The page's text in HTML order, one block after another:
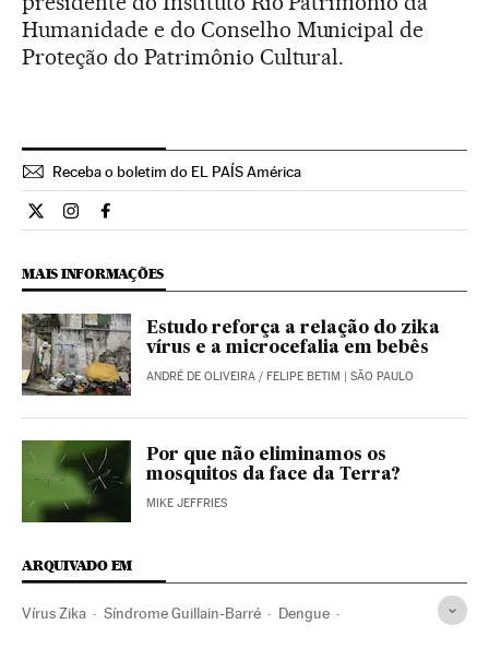
Humanidade e do Conselho Municipal de
Proteção do Patrimônio Cultural.
Receba o boletim do EL PAÍS América
Opiniao El País Brasil en Twitter
Opiniao El País Brasil en Instagram
Opiniao El País Brasil en Facebook
MAIS INFORMAÇÕES
Estudo reforça a relação do zika
vírus e a microcefalia em bebês
ANDRÉ DE OLIVEIRA / FELIPE BETIM | SÃO PAULO
Por que não eliminamos os
mosquitos da face da Terra?
MIKE JEFFRIES
ARQUIVADO EM
Vírus Zika Síndrome Guillain-Barré Dengue